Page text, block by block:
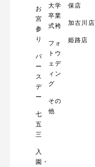
お
宮
参
り
バ
ー
ス
デ
ー
七
五
三
入
園・
大学
卒業
式袴
フォ
トウ
ェデ
ィン
グ
その
他
保店
加古川店
姫路店